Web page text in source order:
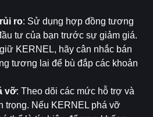
ro: Sử dụng hợp đồng tương
tư của bạn trước sự giảm giá.
KERNEL, hãy cân nhắc bán
tương lai để bù đắp các khoản
vỡ: Theo dõi các mức hỗ trợ và
trọng. Nếu KERNEL phá vỡ